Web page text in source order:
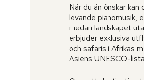
När du än önskar kan
levande pianomusik,
medan landskapet
erbjuder exklusiva
och safaris i Afrikas
Asiens UNESCO-